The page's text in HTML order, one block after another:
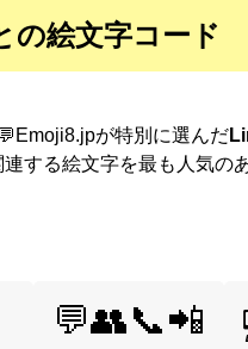
の絵文字コード
が特別に選んだ
する絵文字を最も人気
💬👥📞📲